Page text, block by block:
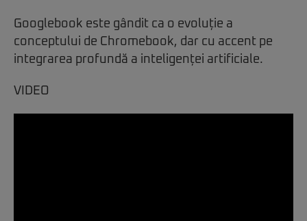
Googlebook este gândit ca o evoluție a
conceptului de Chromebook, dar cu accent pe
integrarea profundă a inteligenței artificiale.
VIDEO